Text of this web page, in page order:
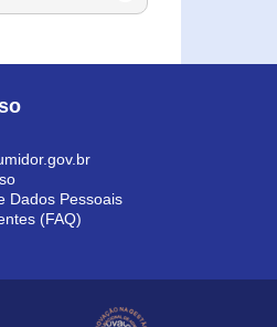
Dados Pessoais
(FAQ)